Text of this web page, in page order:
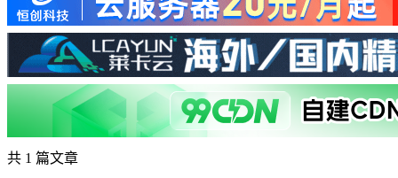
共 1 篇文章